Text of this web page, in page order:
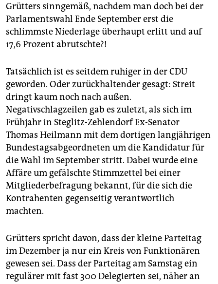
Grütters sinngemäß, nachdem man doch bei der
Parlamentswahl Ende September erst die
schlimmste Niederlage überhaupt erlitt und auf
17,6 Prozent abrutschte?!
Tatsächlich ist es seitdem ruhiger in der CDU
geworden. Oder zurückhaltender gesagt: Streit
dringt kaum noch nach außen.
Negativschlagzeilen gab es zuletzt, als sich im
Frühjahr in Steglitz-Zehlendorf Ex-Senator
Thomas Heilmann mit dem dortigen langjährigen
Bundestagsabgeordneten um die Kandidatur für
die Wahl im September stritt. Dabei wurde eine
Affäre um gefälschte Stimmzettel bei einer
Mitgliederbefragung bekannt, für die sich die
Kontrahenten gegenseitig verantwortlich
machten.
Grütters spricht davon, dass der kleine Parteitag
im Dezember ja nur ein Kreis von Funktionären
gewesen sei. Dass der Parteitag am Samstag ein
regulärer mit fast 300 Delegierten sei, näher an